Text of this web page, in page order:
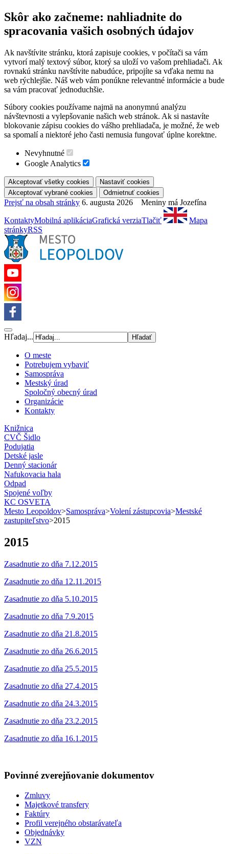
Skôr ako začneme: nahliadnite do
spracovania vašich osobných údajov
Ak navštívite stránku, ktorá zapisuje cookies, v počítači sa vám
vytvorí malý textový súbor, ktorý sa uloží vo vašom prehliadači. Ak
rovnakú stránku navštívite nabudúce, pripojíte sa vďaka nemu na
web rýchlejšie. Náš web vám ponúkne relevantné informácie a bude
sa vám pracovať jednoduchšie.
Súbory cookies používame najmä na anonymnú analýzu
návštevnosti a vylepšovanie našich web stránok. Ak si nastavíte
blokovanie zápisu cookies do vášho prehliadača, je možné, že web
sa spomalí a niektoré jeho časti nemusia fungovať úplne korektne.
Nevyhnutné
Google Analytics
Prejsť na obsah stránky 6. augusta 2026 Meniny má Jozefína
KontaktyMobilná aplikáciaGrafická verziaTlačiť
Mapa
stránkyRSS
Hľadaj...
O meste
Potrebujem vybaviť
Samospráva
Mestský úrad
Spoločný obecný úrad
Organizácie
Kontakty
Knižnica
CVČ Šidlo
Podujatia
Detské jasle
Denný stacionár
Nafukovacia hala
Odpad
Spojené voľby
KC OSVETA
Mesto Leopoldov>Samospráva>Volení zástupcovia>Mestské
zastupiteľstvo>2015
2015
Zasadnutie zo dňa 7.12.2015
Zasadnutie zo dňa 12.11.2015
Zasadnutie zo dňa 5.10.2015
Zasadnutie zo dňa 7.9.2015
Zasadnutie zo dňa 21.8.2015
Zasadnutie zo dňa 26.6.2015
Zasadnutie zo dňa 25.5.2015
Zasadnutie zo dňa 27.4.2015
Zasadnutie zo dňa 24.3.2015
Zasadnutie zo dňa 23.2.2015
Zasadnutie zo dňa 16.1.2015
Povinné zverejňovanie dokumentov
Zmluvy
Majetkové transfery
Faktúry
Profil verejného obstarávateľa
Objednávky
VZN